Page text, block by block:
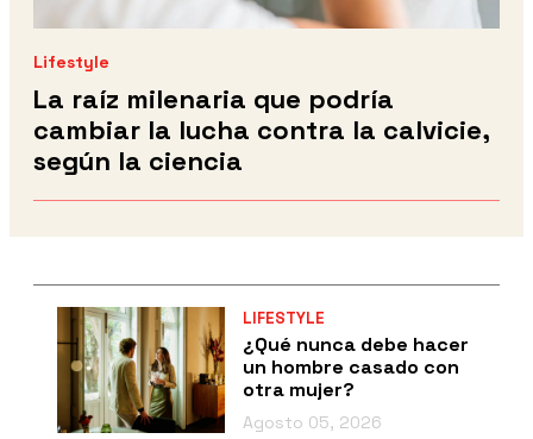
Lifestyle
La raíz milenaria que podría
cambiar la lucha contra la calvicie,
según la ciencia
LIFESTYLE
¿Qué nunca debe hacer
un hombre casado con
otra mujer?
Agosto 05, 2026